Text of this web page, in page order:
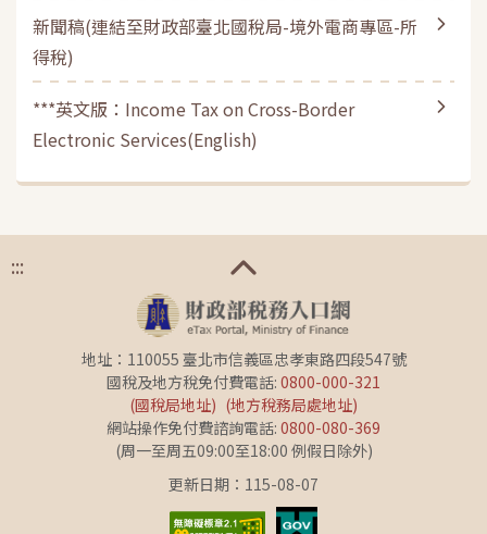
新聞稿(連結至財政部臺北國稅局-境外電商專區-所
得稅)
***英文版：Income Tax on Cross-Border
Electronic Services(English)
:::
地址：110055 臺北市信義區忠孝東路四段547號
國稅及地方稅免付費電話: 0800-000-321
(國稅局地址) (地方稅務局處地址)
網站操作免付費諮詢電話: 0800-080-369
(周一至周五09:00至18:00 例假日除外)
更新日期：115-08-07